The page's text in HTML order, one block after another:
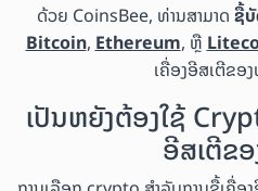
ດ້ວຍ CoinsBee, ທ່ານສາມາດຊື້
Bitcoin, Ethereum, ຫຼື
ເຄື່ອງອີສເຕີຂອ
ເປັນຫຍັງຕ້ອງໃຊ້
ອີສເຕີຂ